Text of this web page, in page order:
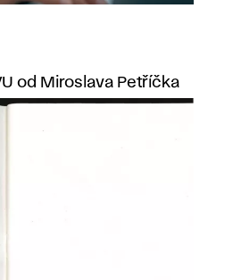
od Miroslava Petříčka